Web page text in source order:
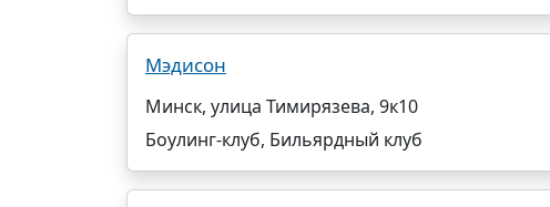
Мэдисон
Минск, улица Тимирязева, 9к10
Боулинг-клуб, Бильярдный клуб